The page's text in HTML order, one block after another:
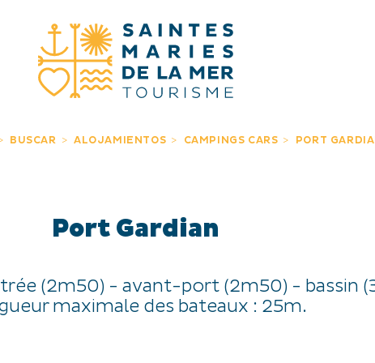
BUSCAR ALOJAMIENTOS CAMPINGS CARS PORT
Port Gardian
(2m50) - avant-port (2m50) - bassin
maximale des bateaux : 25m.